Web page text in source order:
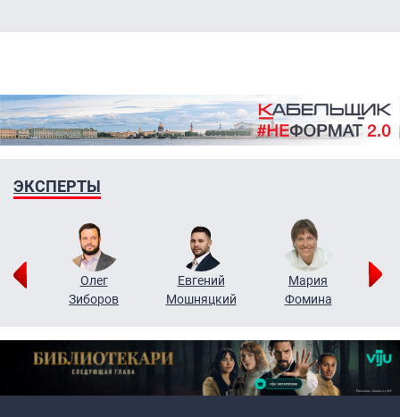
ЭКСПЕРТЫ
Олег
Зиборов
Евгений
Мошняцкий
Мария
Фомина